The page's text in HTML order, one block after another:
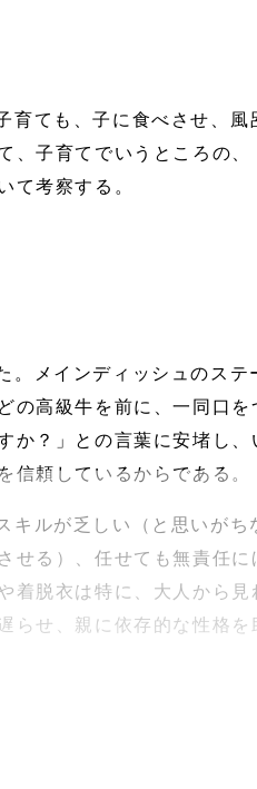
ても、子に食べさせ、
、子育てでいうところの
て考察する。
。メインディッシュのス
の高級牛を前に、一同口
か？」との言葉に安堵し
信頼しているからである。
ルが乏しい（と思いが
せる）、任せても無責任
着脱衣は特に、大人から
らせ、親に依存的な性格